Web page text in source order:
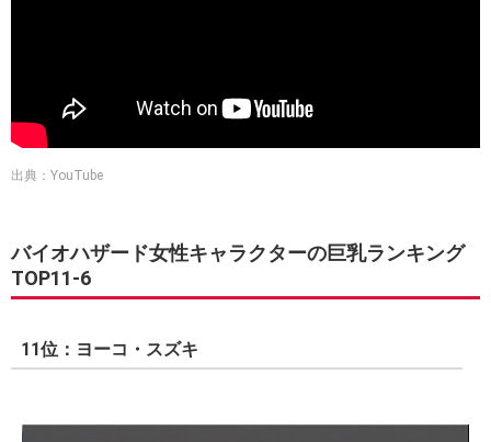
出典：YouTube
バイオハザード女性キャラクターの巨乳ランキング
TOP11-6
11位：ヨーコ・スズキ